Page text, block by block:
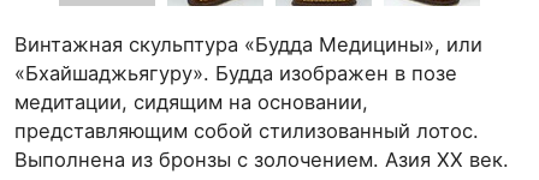
Винтажная скульптура «Будда Медицины», или
«Бхайшаджьягуру». Будда изображен в позе
медитации, сидящим на основании,
представляющим собой стилизованный лотос.
Выполнена из бронзы с золочением. Азия XX век.